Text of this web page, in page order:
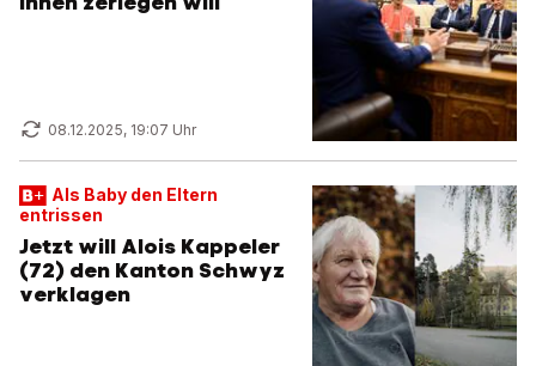
08.12.2025, 19:07 Uhr
Als Baby den Eltern
entrissen
Jetzt will Alois Kappeler
(72) den Kanton Schwyz
verklagen